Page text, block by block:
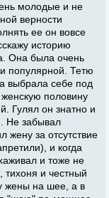
молодые и не
верности
ее он вовсе
историю
Она была очень
популярной. Тетю
выбрала себе под
половину
Гулял он знатно и
Не забывал
жену за отсутствие
и когда
и тоже не
тихоня и честный
жены на шее, а в